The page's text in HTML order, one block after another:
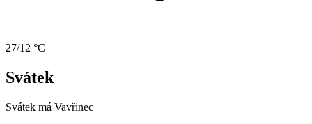
27/12 °C
Svátek
Svátek má Vavřinec